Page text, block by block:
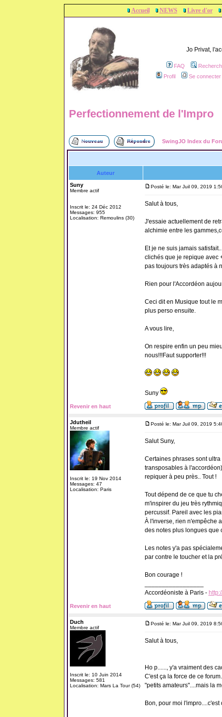
Accueil NEWS Livre d'or
Jo Privat,
FAQ
Profil
Se
Perfectionnement de l'Impro
SwingJO Index du
Auteur
Suny
Membre actif
Inscrit le: 24 Déc 2012
Messages: 955
Localisation: Remoulins (30)
Posté le: Mar Juil 09, 2019
Salut à tous,
J'essaie actuellement de
alchimie entre les
Et je ne suis jamais
clichés que je repique avec
pas toujours très adaptés à
Rien pour l'Accordéon
Ceci dit en Musique tout le
plus perso ensuite.
A vous lire,
On respire enfin un peu
nous!!!Faut supporter!!!
Suny
Revenir en haut
Jdutheil
Membre actif
Inscrit le: 19 Nov 2014
Messages: 47
Localisation: Paris
Posté le: Mar Juil 09, 2019
Salut Suny,
Certaines phrases sont
transposables à
repiquer à peu près.. Tout !
Tout dépend de ce que tu
m'inspirer du jeu très
percussif. Pareil avec les
À l'inverse, rien n'empêche
des notes plus longues que
Les notes y'a pas
par contre le toucher et la
Bon courage !
Accordéoniste à Paris -
Revenir en haut
Duch
Membre actif
Inscrit le: 10 Juin 2014
Messages: 581
Localisation: Mars La Tour (54)
Posté le: Mar Juil 09, 2019
Salut à tous,
Ho p......, y'a vraiment des
C'est ça la force de ce
"petits amateurs"....mais la
Bon, pour moi